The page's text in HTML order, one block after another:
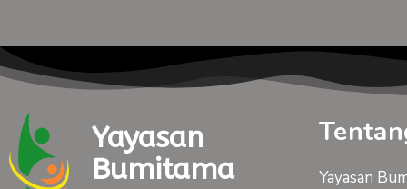
Yayasan
Bumitama
Yayasan